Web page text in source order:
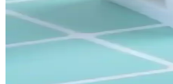
Yılz Toptan Otomatik Diş
Yılz Toptan Home Cheer Otomatik
kadar macun kullanımını sağlar.
Yılz Toptan Home Cheer